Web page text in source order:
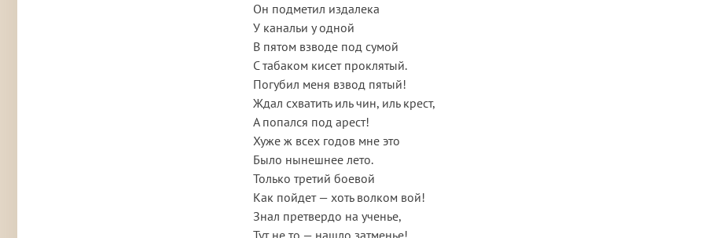
Он подметил издалека
У канальи у одной
В пятом взводе под сумой
С табаком кисет проклятый.
Погубил меня взвод пятый!
Ждал схватить иль чин, иль крест,
А попался под арест!
Хуже ж всех годов мне это
Было нынешнее лето.
Только третий боевой
Как пойдет — хоть волком вой!
Знал претвердо на ученье,
Тут не то — нашло затменье!